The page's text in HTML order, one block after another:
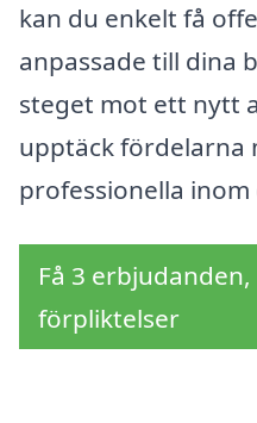
kan du enkelt få
anpassade till dina
steget mot ett nytt
upptäck fördelarna
professionella
Få 3
förpliktelser